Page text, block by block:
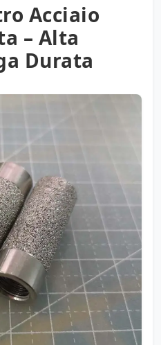
Acciaio
– Alta
Durata